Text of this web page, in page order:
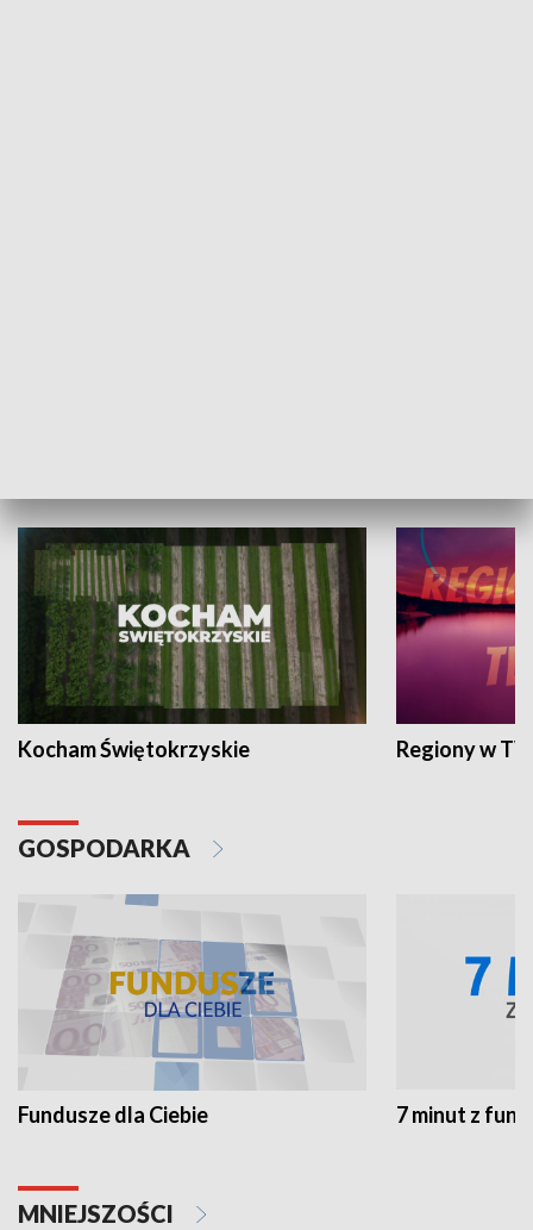
Kocham Świętokrzyskie Regiony w
GOSPODARKA
Fundusze dla Ciebie 7 minut z
MNIEJSZOŚCI